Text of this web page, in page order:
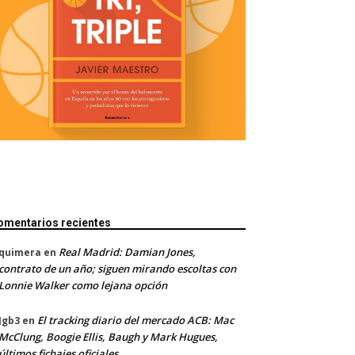
recientes
en Real Madrid: Damian Jones,
de un año; siguen mirando escoltas con
Walker como lejana opción
en El tracking diario del mercado ACB: Mac
Boogie Ellis, Baugh y Mark Hugues,